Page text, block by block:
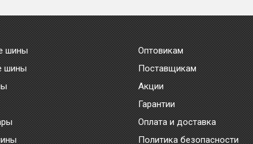
шины
шины
Оптовикам
Поставщикам
Акции
Гарантии
Оплата и доставка
Политика безопасности